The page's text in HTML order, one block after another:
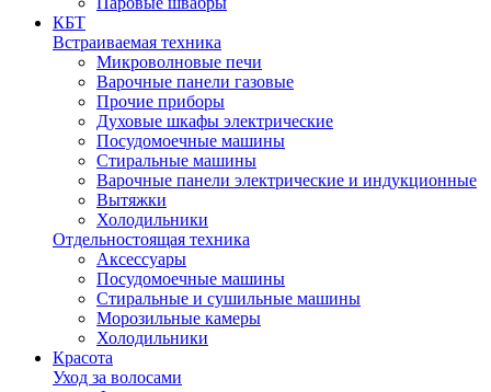
КБТ
Встраиваемая техника
Микроволновые печи
Варочные панели газовые
Прочие приборы
Духовые шкафы электрические
Посудомоечные машины
Стиральные машины
Варочные панели электрические и индукционные
Вытяжки
Холодильники
Отдельностоящая техника
Аксессуары
Посудомоечные машины
Стиральные и сушильные машины
Морозильные камеры
Холодильники
Красота
Уход за волосами